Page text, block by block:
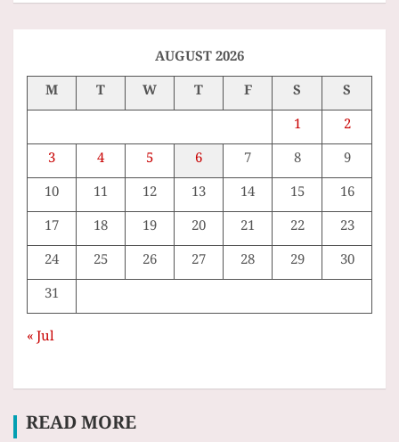
AUGUST 2026
M
T W T F S
S
1
2
3
4 5 6 7 8
9
10
11 12 13 14 15
16
17
18 19 20 21 22
23
24
25 26 27 28 29
30
31
« Jul
READ MORE